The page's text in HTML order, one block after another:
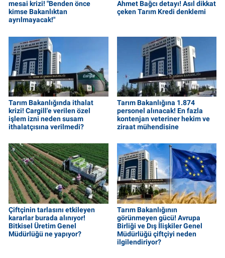
mesai krizi! "Benden önce
kimse Bakanlıktan
ayrılmayacak!"
Ahmet Bağcı detayı! Asıl dikkat
çeken Tarım Kredi denklemi
Tarım Bakanlığında ithalat
krizi! Cargill'e verilen özel
işlem izni neden susam
ithalatçısına verilmedi?
Tarım Bakanlığına 1.874
personel alınacak! En fazla
kontenjan veteriner hekim ve
ziraat mühendisine
Çiftçinin tarlasını etkileyen
kararlar burada alınıyor!
Bitkisel Üretim Genel
Müdürlüğü ne yapıyor?
Tarım Bakanlığının
görünmeyen gücü! Avrupa
Birliği ve Dış İlişkiler Genel
Müdürlüğü çiftçiyi neden
ilgilendiriyor?